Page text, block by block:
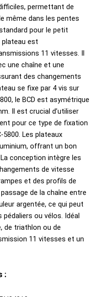
permettant de
même dans les pentes
pour le petit
plateau est
11 vitesses. Il
une chaîne et une
des changements
se fixe par 4 vis sur
le BCD est asymétrique
Il est crucial d’utiliser
pour ce type de fixation
5800. Les plateaux
offrant un bon
conception intègre les
de vitesse
et des profils de
de la chaîne entre
argentée, ce qui peut
ou vélos. Idéal
de triathlon ou de
11 vitesses et un
: